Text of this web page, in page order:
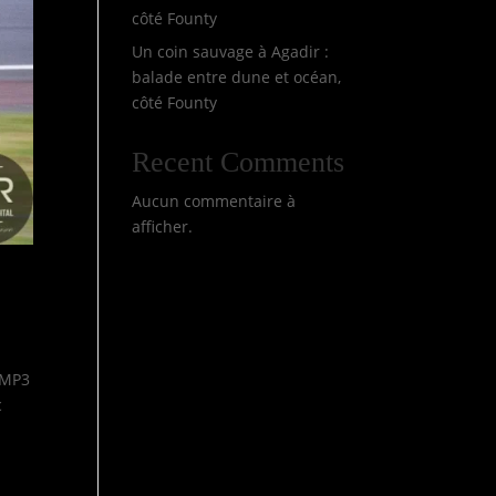
côté Founty
Un coin sauvage à Agadir :
balade entre dune et océan,
côté Founty
Recent Comments
Aucun commentaire à
afficher.